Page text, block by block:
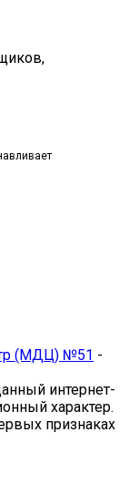
(МДЦ) №51 -
интернет-
характер.
признаках